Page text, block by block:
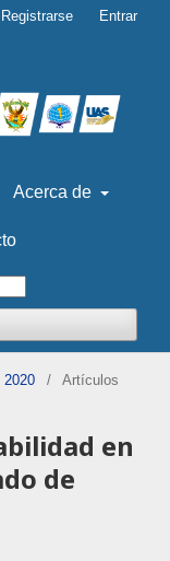
Acerca de
Registrarse Entrar
2020 / Artículos
en
de